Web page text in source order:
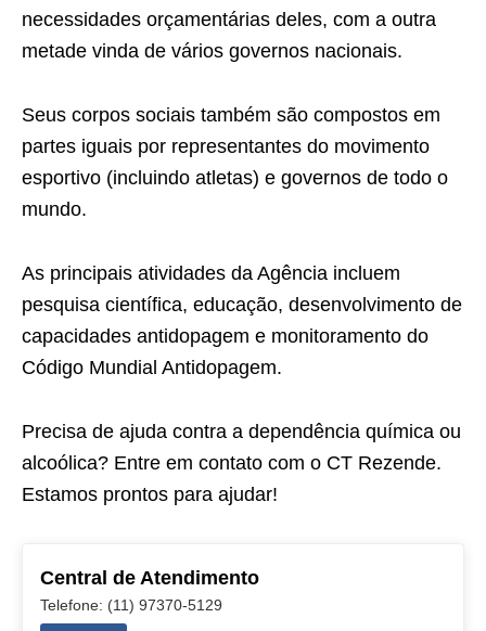
necessidades orçamentárias deles, com a outra
metade vinda de vários governos nacionais.
Seus corpos sociais também são compostos em
partes iguais por representantes do movimento
esportivo (incluindo atletas) e governos de todo o
mundo.
As principais atividades da Agência incluem
pesquisa científica, educação, desenvolvimento de
capacidades antidopagem e monitoramento do
Código Mundial Antidopagem.
Precisa de ajuda contra a dependência química ou
alcoólica? Entre em contato com o CT Rezende.
Estamos prontos para ajudar!
Central de Atendimento
Telefone: (11) 97370-5129